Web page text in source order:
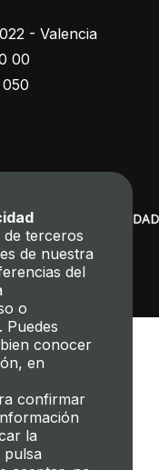
- Valencia
00
web
Gestión de Cookies
de terceros
de nuestra
del
o
Puedes
conocer
en
confirmar
la